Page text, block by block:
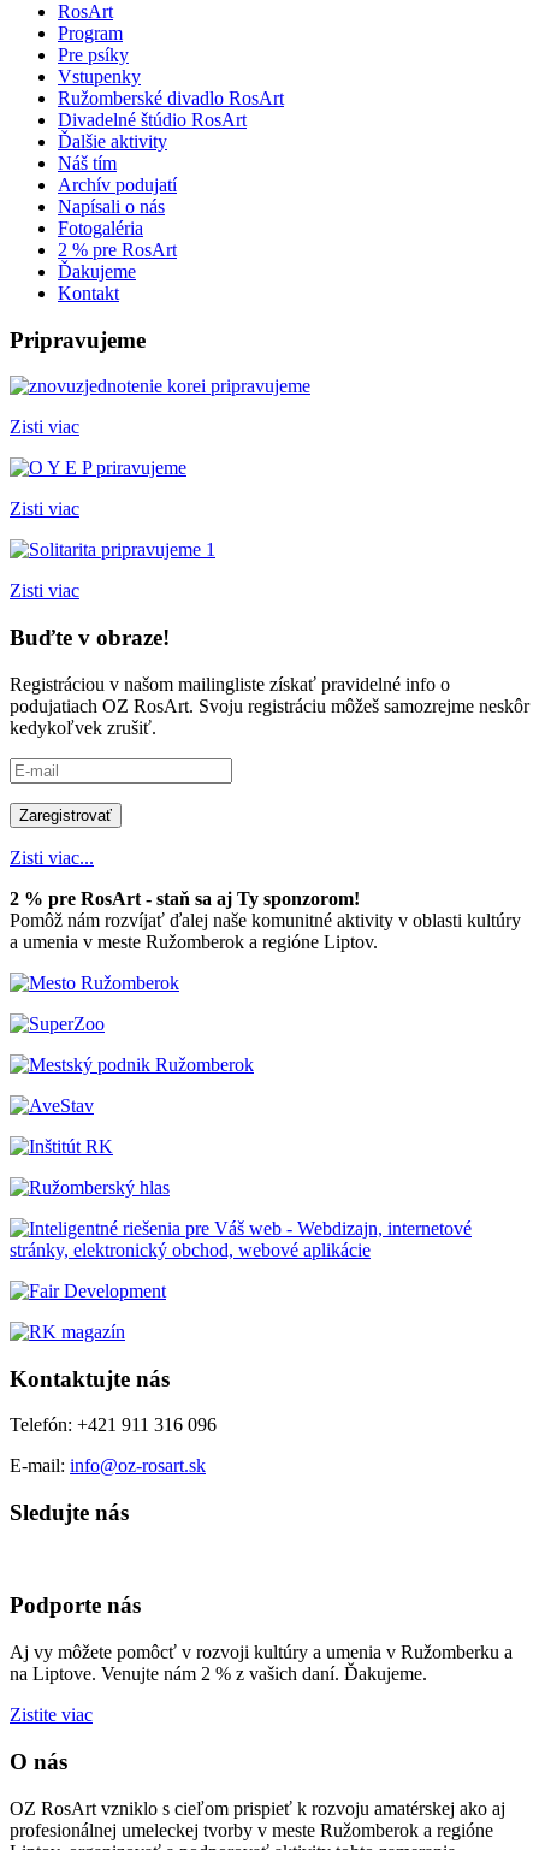
RosArt
Program
Pre psíky
Vstupenky
Ružomberské divadlo RosArt
Divadelné štúdio RosArt
Ďalšie aktivity
Náš tím
Archív podujatí
Napísali o nás
Fotogaléria
2 % pre RosArt
Ďakujeme
Kontakt
Pripravujeme
Zisti viac
Zisti viac
Zisti viac
Buďte v obraze!
Registráciou v našom mailingliste získať pravidelné info o
podujatiach OZ RosArt. Svoju registráciu môžeš samozrejme neskôr
kedykoľvek zrušiť.
Zisti viac...
2 % pre RosArt - staň sa aj Ty sponzorom!
Pomôž nám rozvíjať ďalej naše komunitné aktivity v oblasti kultúry
a umenia v meste Ružomberok a regióne Liptov.
Kontaktujte nás
Telefón: +421 911 316 096
E-mail: info@oz-rosart.sk
Sledujte nás
Podporte nás
Aj vy môžete pomôcť v rozvoji kultúry a umenia v Ružomberku a
na Liptove. Venujte nám 2 % z vašich daní. Ďakujeme.
Zistite viac
O nás
OZ RosArt vzniklo s cieľom prispieť k rozvoju amatérskej ako aj
profesionálnej umeleckej tvorby v meste Ružomberok a regióne